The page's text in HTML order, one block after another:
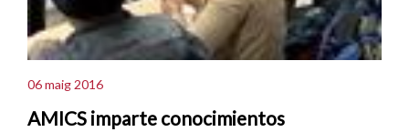
06 maig 2016
AMICS imparte conocimientos